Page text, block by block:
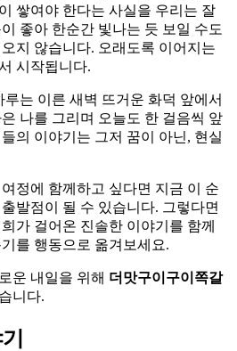
쌓여야 한다는 사실을 우리는 잘
좋아 한순간 빛나는 듯 보일 수도
지 않습니다. 오래도록 이어지는
시작됩니다.
루는 이른 새벽 뜨거운 화덕 앞에서
나를 그리며 오늘도 한 걸음씩 앞
의 이야기는 그저 꿈이 아닌, 현실
정에 함께하고 싶다면 지금 이 순
발점이 될 수 있습니다. 그렇다면
가 걸어온 진솔한 이야기를 함께
를 행동으로 옮겨보세요.
운 내일을 위해 더맛구이구이쪽갈
니다.